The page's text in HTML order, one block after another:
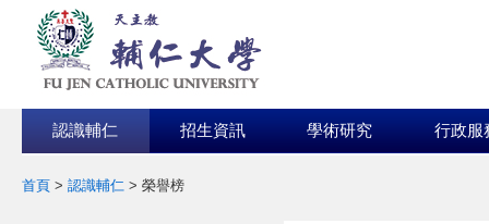
認識輔仁 招生資訊 學術研究 行政服
首頁 > 認識輔仁 > 榮譽榜